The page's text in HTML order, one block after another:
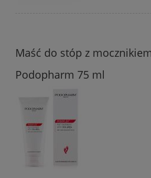
Maść do stóp z
Podopharm 75 ml